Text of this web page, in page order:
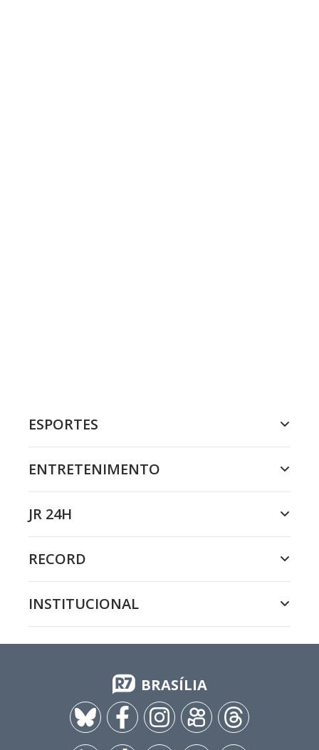
ESPORTES
ENTRETENIMENTO
JR 24H
RECORD
INSTITUCIONAL
BRASÍLIA